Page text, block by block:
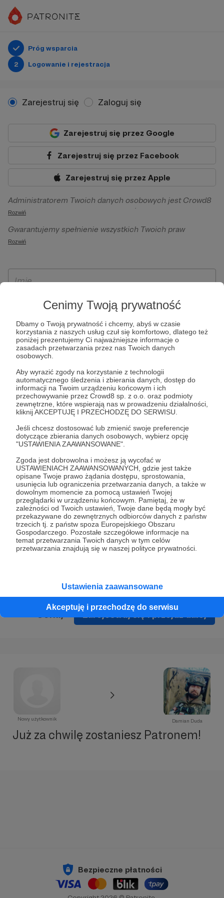
Cenimy Twoją prywatność
Dbamy o Twoją prywatność i chcemy, abyś w czasie
korzystania z naszych usług czuł się komfortowo, dlatego też
poniżej prezentujemy Ci najważniejsze informacje o
zasadach przetwarzania przez nas Twoich danych
osobowych.
Aby wyrazić zgody na korzystanie z technologii
automatycznego śledzenia i zbierania danych, dostęp do
informacji na Twoim urządzeniu końcowym i ich
przechowywanie przez Crowd8 sp. z o.o. oraz podmioty
zewnętrzne, które wspierają nas w prowadzeniu działalności,
kliknij AKCEPTUJĘ I PRZECHODZĘ DO SERWISU.
Jeśli chcesz dostosować lub zmienić swoje preferencje
dotyczące zbierania danych osobowych, wybierz opcję
"USTAWIENIA ZAAWANSOWANE".
Zgoda jest dobrowolna i możesz ją wycofać w
USTAWIENIACH ZAAWANSOWANYCH, gdzie jest także
opisane Twoje prawo żądania dostępu, sprostowania,
usunięcia lub ograniczenia przetwarzania danych, a także w
dowolnym momencie za pomocą ustawień Twojej
przeglądarki w urządzeniu końcowym. Pamiętaj, że w
zależności od Twoich ustawień, Twoje dane będą mogły być
przekazywane do zewnętrznych odbiorców danych z państw
trzecich tj. z państw spoza Europejskiego Obszaru
Gospodarczego. Pozostałe szczegółowe informacje na
temat przetwarzania Twoich danych w tym celów
przetwarzania znajdują się w naszej polityce prywatności.
Ustawienia zaawansowane
Akceptuję i przechodzę do serwisu
Próg wsparcia
2
Logowanie i rejestracja
Zarejestruj się Zaloguj się
Zarejestruj się przez Google
Zarejestruj się przez Facebook
Zarejestruj się przez Apple
Administratorem Twoich danych osobowych jest Crowd8
sp. z o.o. z siedziba w Warszawie, ul. Żwirki i Wigury 16, 02-
092 Warszawa. Twoje dane osobowe będą przetwarzane w
szczególności w celu wykonania umowy zawartej z Tobą, w
Patronite.pl, w tym możliwości dokonywania oraz
otrzymywania wsparcia na naszej platformie oraz
Rozwiń
Gwarantujemy spełnienie wszystkich Twoich praw
wynikających z ogólnego rozporządzenia o ochronie
ich przenoszenia, niepodlegania zautomatyzowanemu
wyrażenia sprzeciwu wobec przetwarzania Twoich danych
osobowych. Rejestracja dla osób niepełnoletnich możliwa
jest po przekazaniu podpisanego formularza "Zgodna na
założenie konta przez osobę niepełnoletnią", formularz
dostępny jest na stronie regulaminu Patronite.pl.
Rozwiń
* Zapoznałem się i akceptujęRegulaminserwisu oraz
* Wyrażam zgodę na przetwarzanie moich danych
osobowych podanych w formularzu rejestracyjnym w celu
prawidłowego świadczenia usług serwisu Patronite.
Wyrażam zgodę na otrzymywanie drogą elektroniczną
informacji handlowych - newslettera. Opcja ta może zostać
zmieniona w ustawieniach konta.
Zarejestruj się i przejdź dalej
Nowy użytkownik Damian Duda
Już za chwilę zostaniesz Patronem!
Bezpieczne płatności